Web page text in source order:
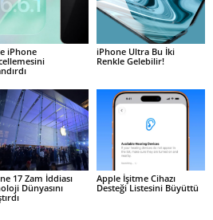
iPhone
iPhone Ultra Bu İki
Renkle Gelebilir!
17 Zam İddiası
Dünyasını
Apple İşitme Cihazı
Desteği Listesini Büyüttü